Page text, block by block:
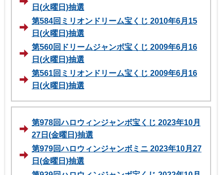
日(火曜日)抽選
第584回ミリオンドリーム宝くじ 2010年6月15
日(火曜日)抽選
第560回ドリームジャンボ宝くじ 2009年6月16
日(火曜日)抽選
第561回ミリオンドリーム宝くじ 2009年6月16
日(火曜日)抽選
第978回ハロウィンジャンボ宝くじ 2023年10月
27日(金曜日)抽選
第979回ハロウィンジャンボミニ 2023年10月27
日(金曜日)抽選